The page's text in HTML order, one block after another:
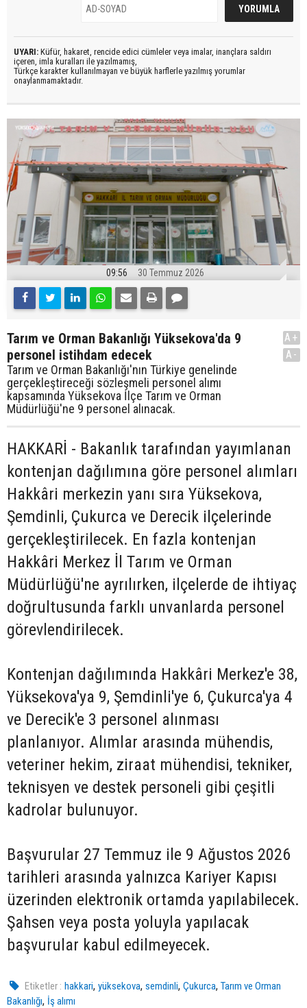
UYARI: Küfür, hakaret, rencide edici cümleler veya imalar, inançlara saldırı
içeren, imla kuralları ile yazılmamış,
Türkçe karakter kullanılmayan ve büyük harflerle yazılmış yorumlar
onaylanmamaktadır.
09:56 30 Temmuz 2026
Tarım ve Orman Bakanlığı Yüksekova'da 9
personel istihdam edecek
Tarım ve Orman Bakanlığı'nın Türkiye genelinde
gerçekleştireceği sözleşmeli personel alımı
kapsamında Yüksekova İlçe Tarım ve Orman
Müdürlüğü'ne 9 personel alınacak.
A+
A-
HAKKARİ - Bakanlık tarafından yayımlanan
kontenjan dağılımına göre personel alımları
Hakkâri merkezin yanı sıra Yüksekova,
Şemdinli, Çukurca ve Derecik ilçelerinde
gerçekleştirilecek. En fazla kontenjan
Hakkâri Merkez İl Tarım ve Orman
Müdürlüğü'ne ayrılırken, ilçelerde de ihtiyaç
doğrultusunda farklı unvanlarda personel
görevlendirilecek.
Kontenjan dağılımında Hakkâri Merkez'e 38,
Yüksekova'ya 9, Şemdinli'ye 6, Çukurca'ya 4
ve Derecik'e 3 personel alınması
planlanıyor. Alımlar arasında mühendis,
veteriner hekim, ziraat mühendisi, tekniker,
teknisyen ve destek personeli gibi çeşitli
kadrolar bulunuyor.
Başvurular 27 Temmuz ile 9 Ağustos 2026
tarihleri arasında yalnızca Kariyer Kapısı
üzerinden elektronik ortamda yapılabilecek.
Şahsen veya posta yoluyla yapılacak
başvurular kabul edilmeyecek.
Etiketler : hakkari,yüksekova,semdinli,Çukurca,Tarım ve Orman
Bakanlığı, İş alımı